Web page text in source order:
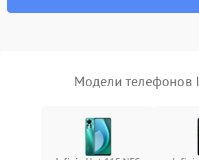
Модели телефонов